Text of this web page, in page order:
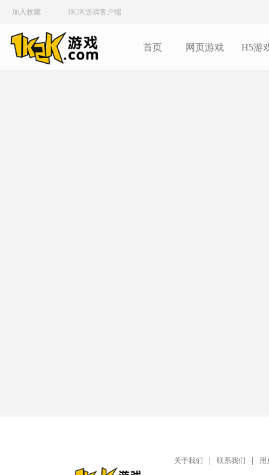
加入收藏 1K2K游戏客户端
首页 网页游戏 H5游
关于我们 联系我们 用